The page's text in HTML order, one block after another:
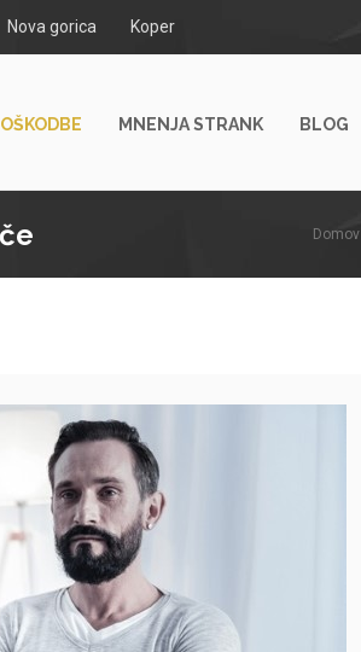
Nova gorica Koper
MNENJA STRANK BLOG
Domov